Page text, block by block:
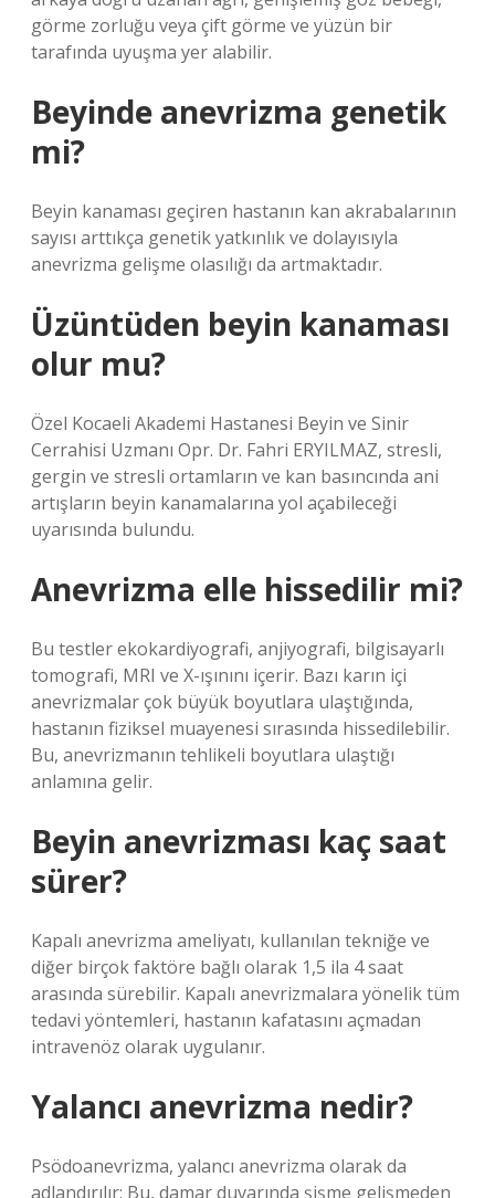
görme zorluğu veya çift görme ve yüzün bir
tarafında uyuşma yer alabilir.
Beyinde anevrizma genetik
mi?
Beyin kanaması geçiren hastanın kan akrabalarının
sayısı arttıkça genetik yatkınlık ve dolayısıyla
anevrizma gelişme olasılığı da artmaktadır.
Üzüntüden beyin kanaması
olur mu?
Özel Kocaeli Akademi Hastanesi Beyin ve Sinir
Cerrahisi Uzmanı Opr. Dr. Fahri ERYILMAZ, stresli,
gergin ve stresli ortamların ve kan basıncında ani
artışların beyin kanamalarına yol açabileceği
uyarısında bulundu.
Anevrizma elle hissedilir mi?
Bu testler ekokardiyografi, anjiyografi, bilgisayarlı
tomografi, MRI ve X-ışınını içerir. Bazı karın içi
anevrizmalar çok büyük boyutlara ulaştığında,
hastanın fiziksel muayenesi sırasında hissedilebilir.
Bu, anevrizmanın tehlikeli boyutlara ulaştığı
anlamına gelir.
Beyin anevrizması kaç saat
sürer?
Kapalı anevrizma ameliyatı, kullanılan tekniğe ve
diğer birçok faktöre bağlı olarak 1,5 ila 4 saat
arasında sürebilir. Kapalı anevrizmalara yönelik tüm
tedavi yöntemleri, hastanın kafatasını açmadan
intravenöz olarak uygulanır.
Yalancı anevrizma nedir?
Psödoanevrizma, yalancı anevrizma olarak da
adlandırılır; Bu, damar duvarında şişme gelişmeden